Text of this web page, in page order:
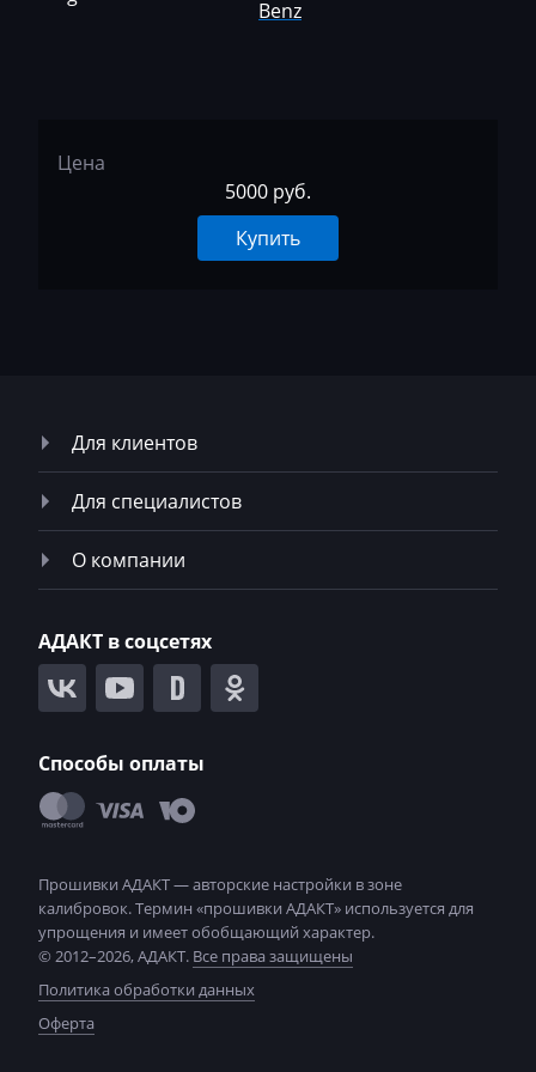
Omoda
Peterbilt
Peugeot
Ponsse
Porsche
Powerscreen
Pronar
Putzmeister
Ravon
Renault
RMH
Ropa
Benz
Цена
5000 руб.
Купить
Для клиентов
Для специалистов
О компании
АДАКТ в соцсетях
Способы оплаты
© 2012–2026, АДАКТ. Все права защищены
Политика обработки данных
Оферта